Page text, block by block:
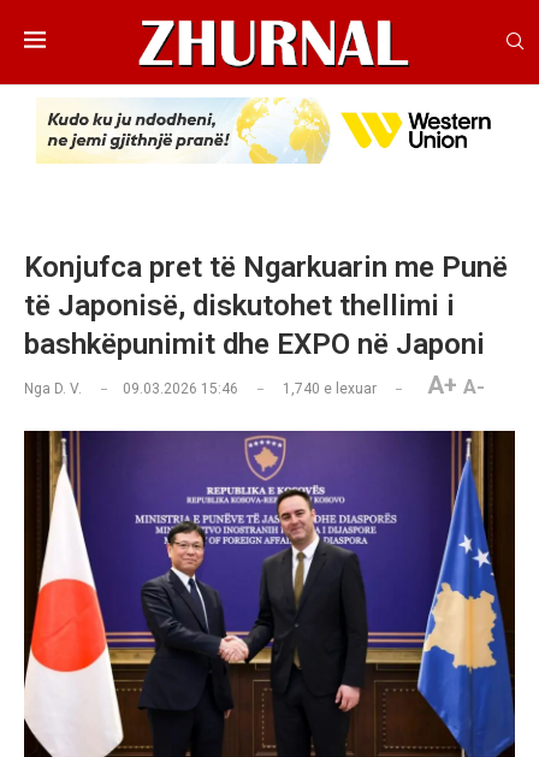
Konjufca pret të Ngarkuarin me Punë
të Japonisë, diskutohet thellimi i
bashkëpunimit dhe EXPO në Japoni
Nga D. V. 09.03.2026 15:46 1,740 e lexuar A+ A-